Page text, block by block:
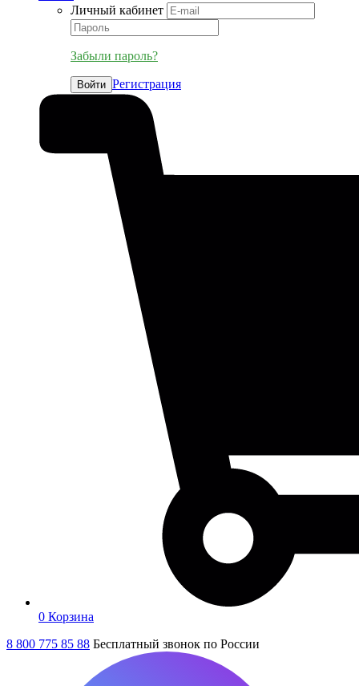
Личный кабинет
Забыли пароль?
Войти Регистрация
0 Корзина
8 800 775 85 88 Бесплатный звонок по России